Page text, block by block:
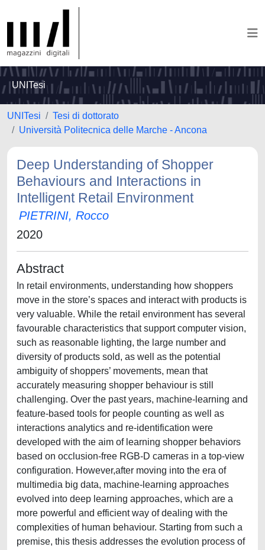
UNITesi
UNITesi
Tesi di dottorato
Università Politecnica delle Marche - Ancona
Deep Understanding of Shopper
Behaviours and Interactions in
Intelligent Retail Environment
PIETRINI, Rocco
2020
Abstract
In retail environments, understanding how shoppers
move in the store’s spaces and interact with products is
very valuable. While the retail environment has several
favourable characteristics that support computer vision,
such as reasonable lighting, the large number and
diversity of products sold, as well as the potential
ambiguity of shoppers’ movements, mean that
accurately measuring shopper behaviour is still
challenging. Over the past years, machine-learning and
feature-based tools for people counting as well as
interactions analytics and re-identification were
developed with the aim of learning shopper behaviors
based on occlusion-free RGB-D cameras in a top-view
configuration. However,after moving into the era of
multimedia big data, machine-learning approaches
evolved into deep learning approaches, which are a
more powerful and efficient way of dealing with the
complexities of human behaviour. Starting from such a
premise, this thesis addresses the evolution process of